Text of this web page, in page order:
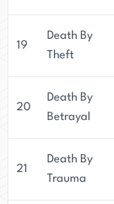
19
Death By
Theft
20
Death By
Betrayal
21
Death By
Trauma